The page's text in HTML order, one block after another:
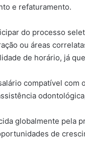
e refaturamento.
do processo
ou áreas
de horário, já
compatível com
globalmente pela
de